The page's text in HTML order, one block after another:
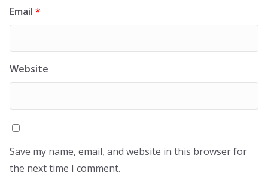
Email *
Website
Save my name, email, and website in this browser for
the next time I comment.